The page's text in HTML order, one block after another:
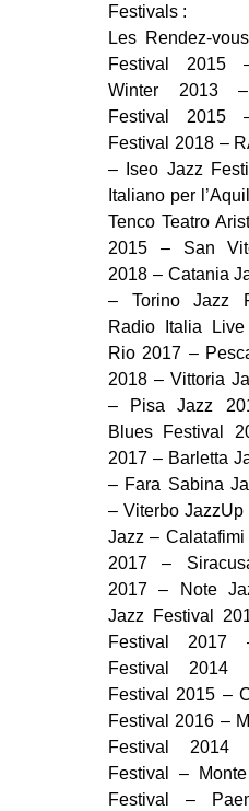
Festivals :
Les Rendez-
Festival 2015
Winter 2013
Festival 2015
Festival 2018 –
– Iseo Jazz
Italiano per
Tenco Teatro
2015 – San
2018 – Catania
– Torino Jazz
Radio Italia
Rio 2017 –
2018 – Vittoria
– Pisa Jazz
Blues Festival
2017 – Barletta
– Fara Sabina
– Viterbo
Jazz – Calatafimi
2017 –
2017 – Note
Jazz Festival
Festival 2017
Festival
Festival 2015 –
Festival 2016 –
Festival
Festival –
Festival –